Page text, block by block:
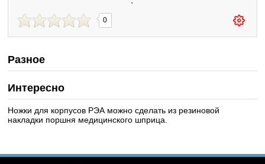
`
0
Разное
Интересно
Ножки для корпусов РЭА можно сделать из резиновой
накладки поршня медицинского шприца.